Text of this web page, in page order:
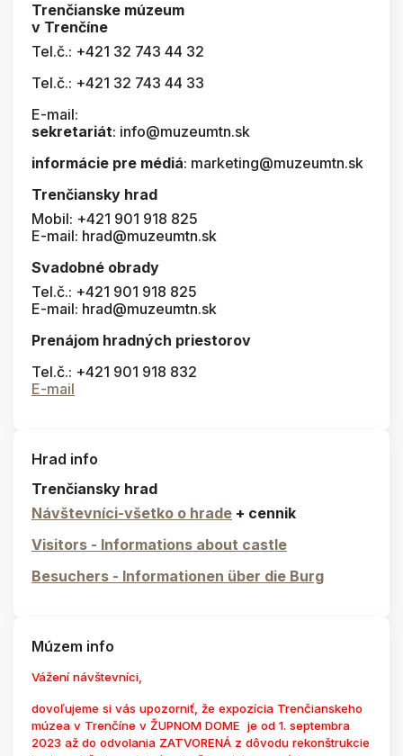
Trenčianske múzeum
v Trenčíne
Tel.č.: +421 32 743 44 32
Tel.č.: +421 32 743 44 33
E-mail:
sekretariát: info@muzeumtn.sk
informácie pre médiá: marketing@muzeumtn.sk
Trenčiansky hrad
Mobil: +421 901 918 825
E-mail: hrad@muzeumtn.sk
Svadobné obrady
Tel.č.: +421 901 918 825
E-mail: hrad@muzeumtn.sk
Prenájom hradných priestorov
Tel.č.: +421 901 918 832
E-mail
Hrad info
Trenčiansky hrad
Návštevníci-všetko o hrade + cennik
Visitors - Informations about castle
Besuchers - Informationen über die Burg
Múzem info
Vážení návštevníci,
dovoľujeme si vás upozorniť, že expozícia Trenčianskeho
múzea v Trenčíne v ŽUPNOM DOME je od 1. septembra
2023 až do odvolania ZATVORENÁ z dôvodu rekonštrukcie